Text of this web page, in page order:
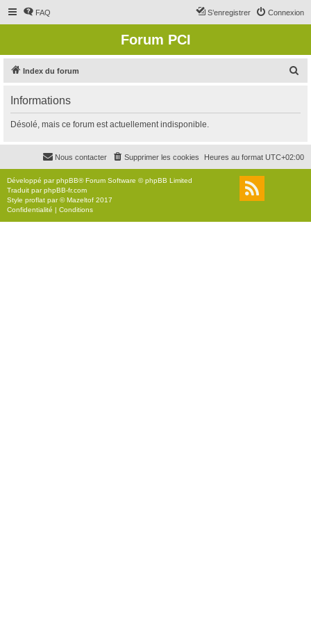
FAQ Connexion
S’enregistrer
Forum PCI
Index du forum
r
c
r
Informations
Désolé, mais ce forum est actuellement indisponible.
Heures au format UTC+02:00
Supprimer les cookies
Nous contacter
Développé parphpBB® Forum Software © phpBB Limited
Traduit parphpBB-fr.com
Style proflat par ©Mazeltof 2017
Confidentialité | Conditions